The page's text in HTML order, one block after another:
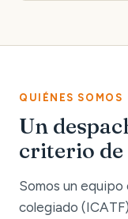
QUIÉNES SOMOS
Un
criterio de
Somos un
colegiado